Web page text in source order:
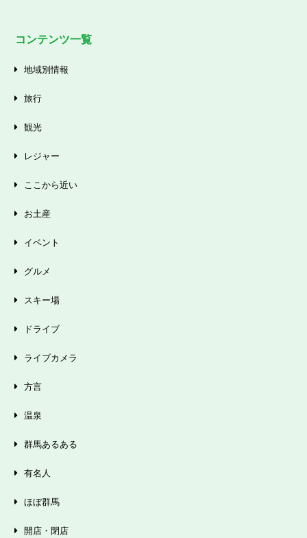
コンテンツ一覧
地域別情報
旅行
観光
レジャー
ここから近い
お土産
イベント
グルメ
スキー場
ドライブ
ライブカメラ
方言
温泉
群馬あるある
有名人
ほぼ群馬
開店・閉店